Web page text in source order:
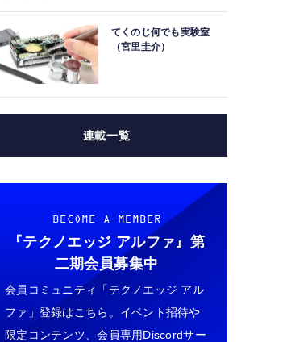
てくのじ何でも実験室
（宮里圭介）
連載一覧
BECOME A MEMBER
『テクノエッジ アルファ』 第
二期会員募集中
会員コミュニティ「テクノエッジ アル
ファ」登録はこちら。イベント招待や
限定コンテンツ、会員専用Discordサー